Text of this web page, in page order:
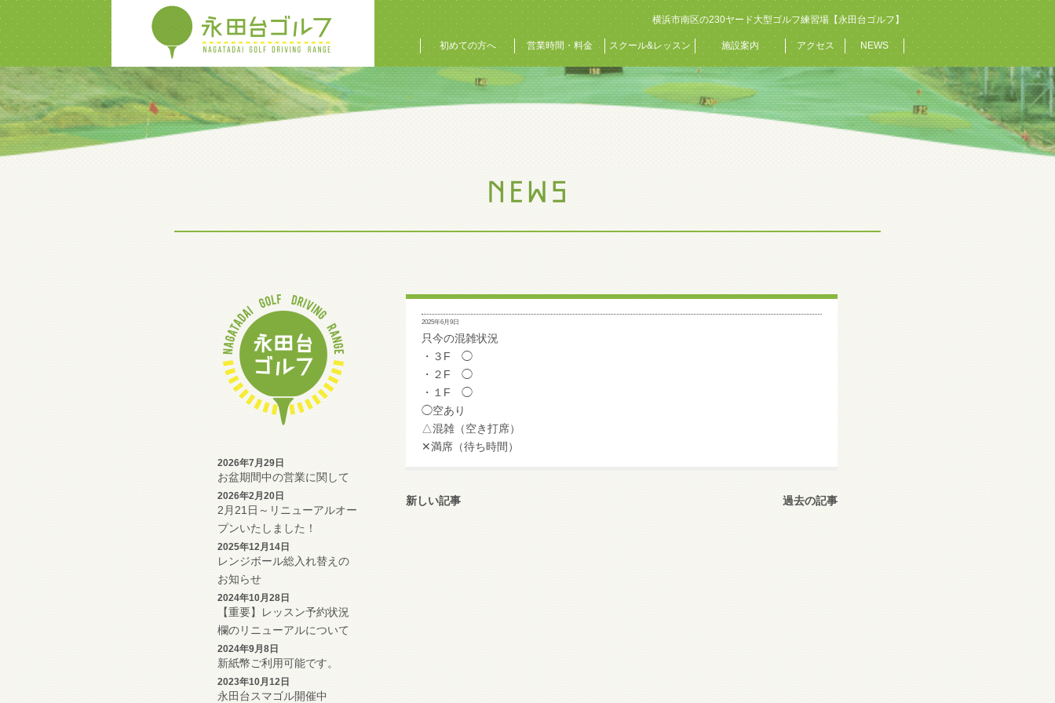
横浜市南区の230ヤード大型ゴルフ練習場【永田台ゴルフ】
初めての方へ 営業時間・料金 スクール&レッスン 施設案内 アクセス NEWS
2026年7月29日
お盆期間中の営業に関して
2026年2月20日
2月21日～リニューアルオー
プンいたしました！
2025年12月14日
レンジボール総入れ替えの
お知らせ
2024年10月28日
【重要】レッスン予約状況
欄のリニューアルについて
2024年9月8日
新紙幣ご利用可能です。
2023年10月12日
永田台スマゴル開催中
2025年6月9日
只今の混雑状況
・３F ◯
・２F ◯
・１F ◯
◯空あり
△混雑（空き打席）
✕満席（待ち時間）
新しい記事 過去の記事